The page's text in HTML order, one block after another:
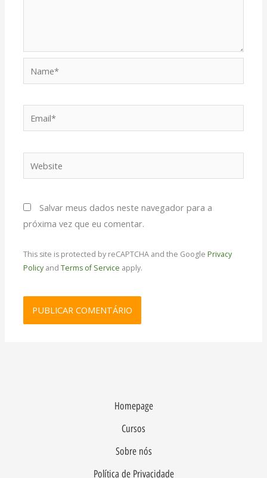
Salvar meus dados neste navegador para a
próxima vez que eu comentar.
This site is protected by reCAPTCHA and the GooglePrivacy
Policy andTerms of Service apply.
Homepage
Cursos
Sobre nós
Política de Privacidade